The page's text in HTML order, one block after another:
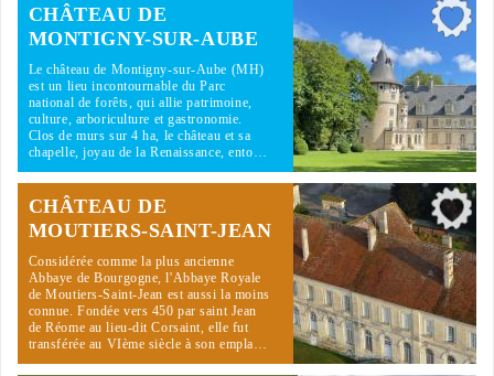
CHÂTEAU DE
MONTIGNY-SUR-AUBE
Le château de Montigny-sur-Aube (MH)
est un lieu incontournable du Parc
national de forêts, qui allie patrimoine,
culture, arboriculture et gastronomie.
Clos de murs sur 4 ha, le château et sa
chapelle, joyau de la Renaissance, ento…
CHÂTEAU DE
MOUTIERS-SAINT-JEAN
Considérée comme la plus ancienne
Abbaye de Bourgogne, l'Abbaye Royale
de Moutiers-Saint-Jean est aussi la moins
connue. Fondée vers 450 par saint Jean
de Réome au lieu-dit Corsaint, elle fut
transférée au VIème siècle à son empla…